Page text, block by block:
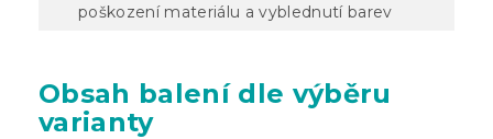
poškození materiálu a vyblednutí barev
Obsah balení dle výběru
varianty